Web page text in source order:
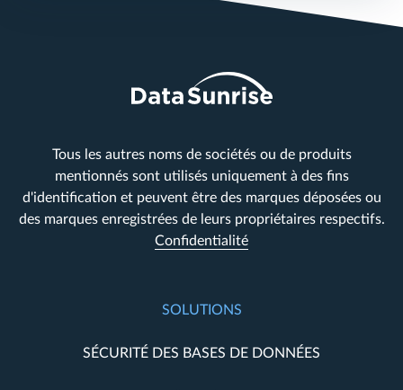
Tous les autres noms de sociétés ou de produits
mentionnés sont utilisés uniquement à des fins
d'identification et peuvent être des marques déposées ou
des marques enregistrées de leurs propriétaires respectifs.
Confidentialité
SOLUTIONS
SÉCURITÉ DES BASES DE DONNÉES